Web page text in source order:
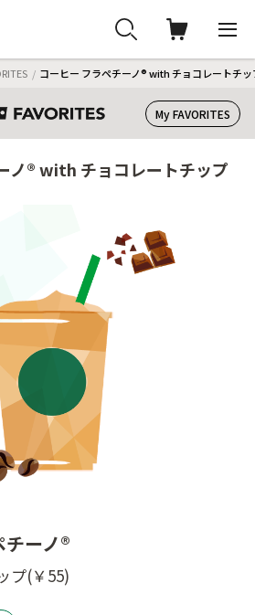
コーヒー フラペチーノ® with チョコレートチッ
My FAVORITES
ノ® with チョコレートチップ
ーノ®
プ(￥55)